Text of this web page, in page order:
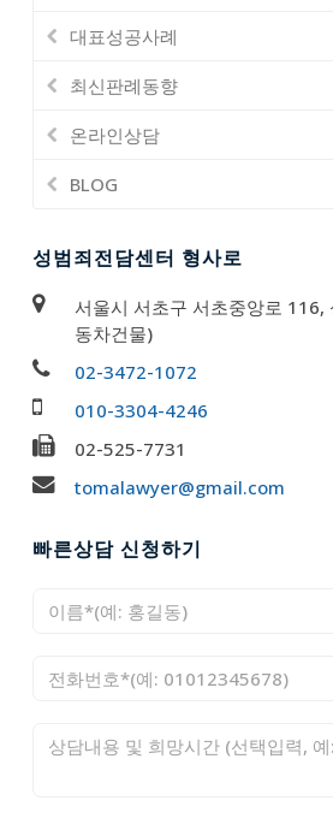
대표성공사례
최신판례동향
온라인상담
BLOG
성범죄전담센터 형사로
서울시 서초구 서초중앙로 116,
동차건물)
02-3472-1072
010-3304-4246
02-525-7731
tomalawyer@gmail.com
빠른상담 신청하기